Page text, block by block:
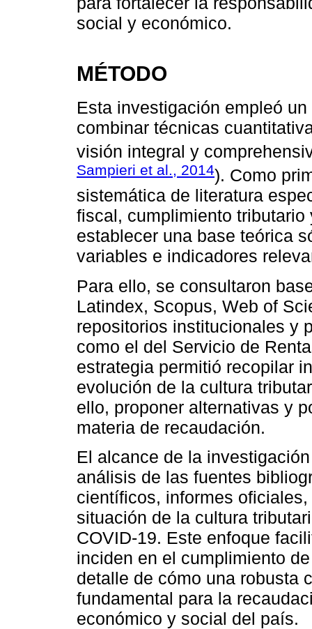
social y económico.
MÉTODO
Esta investigación empleó
combinar técnicas
visión integral y
Sampieri et al., 2014). Como
sistemática de literatura
fiscal, cumplimiento
establecer una base teórica
variables e indicadores
Para ello, se consultaron
Latindex, Scopus, Web of
repositorios institucionales y
como el del Servicio de
estrategia permitió recopilar
evolución de la cultura
ello, proponer alternativas y
materia de recaudación.
El alcance de la
análisis de las fuentes
científicos, informes
situación de la cultura
COVID-19. Este enfoque
inciden en el cumplimiento
detalle de cómo una robusta
fundamental para la
económico y social del país.